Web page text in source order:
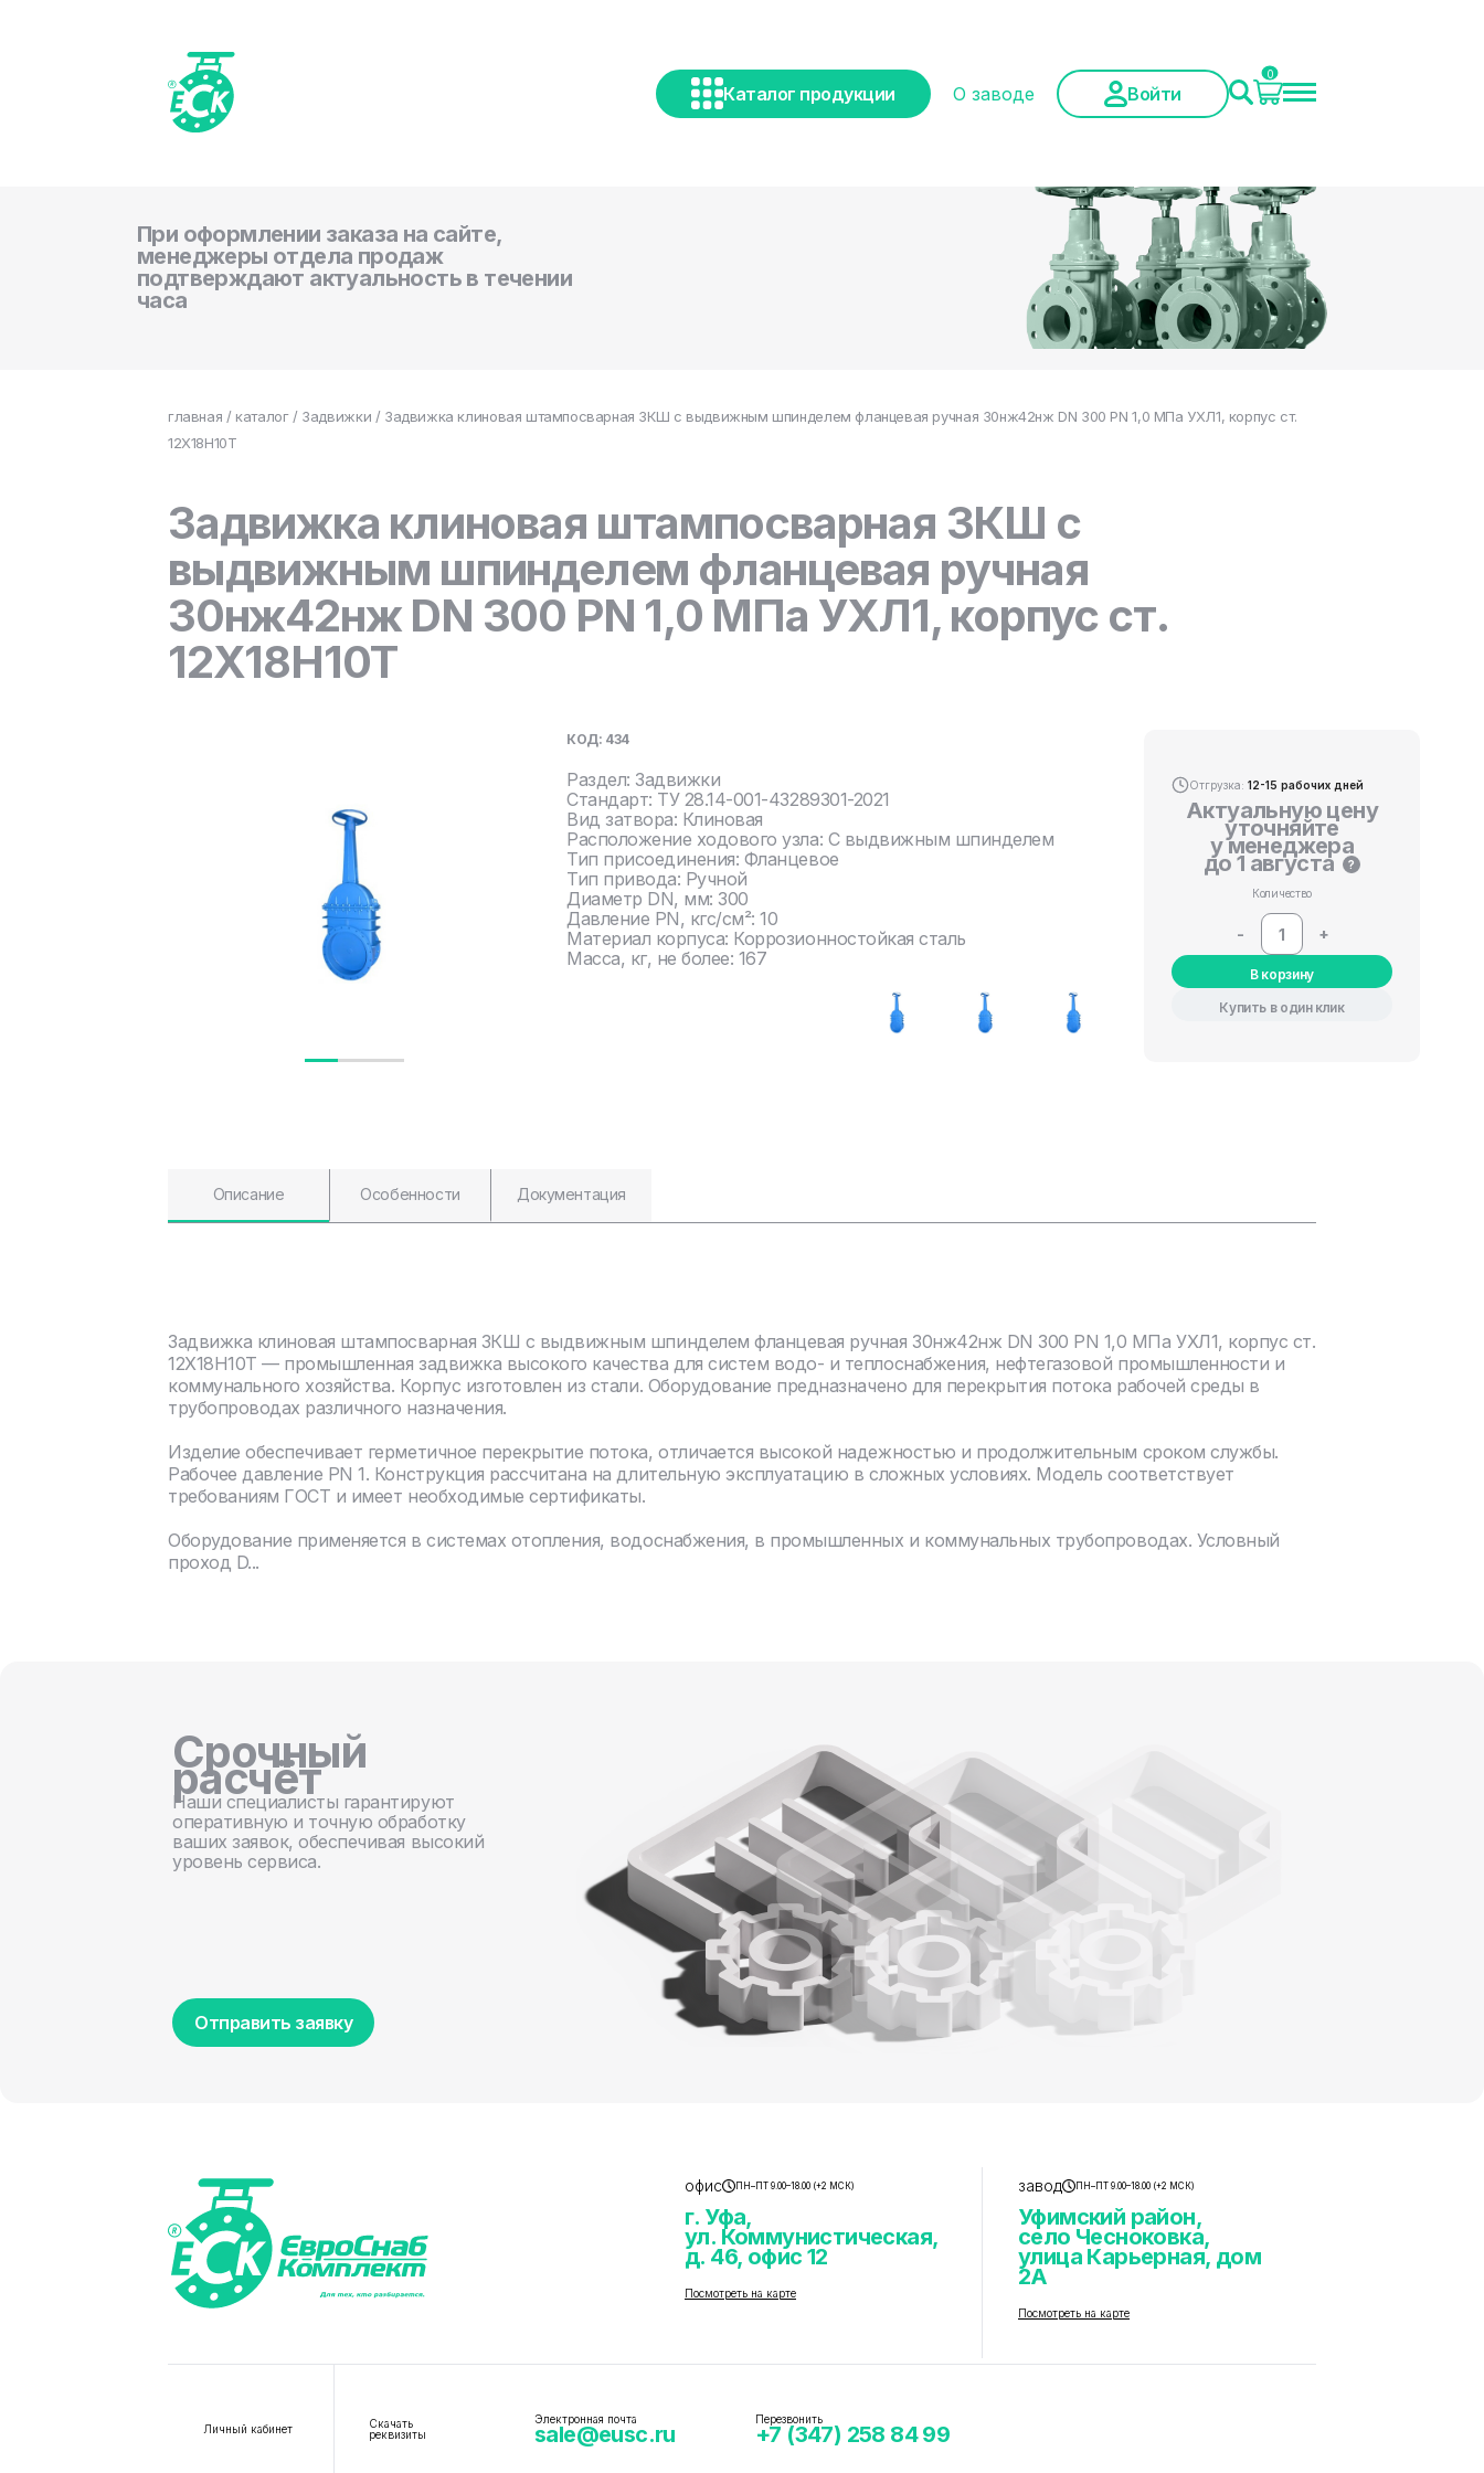
Каталог продукции О заводе Войти
0
При оформлении заказа на сайте,
менеджеры отдела продаж
подтверждают актуальность в течении
часа
главная / каталог/ Задвижки / Задвижка клиновая штампосварная ЗКШ с выдвижным шпинделем фланцевая ручная 30нж42нж DN 300 PN 1,0 МПа УХЛ1, корпус ст.
12Х18Н10Т
Задвижка клиновая штампосварная ЗКШ с
выдвижным шпинделем фланцевая ручная
30нж42нж DN 300 PN 1,0 МПа УХЛ1, корпус ст.
12Х18Н10Т
КОД: 434
Раздел: Задвижки
Стандарт: ТУ 28.14-001-43289301-2021
Вид затвора: Клиновая
Расположение ходового узла: С выдвижным шпинделем
Тип присоединения: Фланцевое
Тип привода: Ручной
Диаметр DN, мм: 300
Давление PN, кгс/см²: 10
Материал корпуса: Коррозионностойкая сталь
Масса, кг, не более: 167
Отгрузка: 12-15 рабочих дней
Актуальную цену
уточняйте
у менеджера
до 1 августа ?
Количество
- +
В корзину
Купить в один клик
Описание Особенности Документация
Задвижка клиновая штампосварная ЗКШ с выдвижным шпинделем фланцевая ручная 30нж42нж DN 300 PN 1,0 МПа УХЛ1, корпус ст.
12Х18Н10Т — промышленная задвижка высокого качества для систем водо- и теплоснабжения, нефтегазовой промышленности и
коммунального хозяйства. Корпус изготовлен из стали. Оборудование предназначено для перекрытия потока рабочей среды в
трубопроводах различного назначения.
Изделие обеспечивает герметичное перекрытие потока, отличается высокой надежностью и продолжительным сроком службы.
Рабочее давление PN 1. Конструкция рассчитана на длительную эксплуатацию в сложных условиях. Модель соответствует
требованиям ГОСТ и имеет необходимые сертификаты.
Оборудование применяется в системах отопления, водоснабжения, в промышленных и коммунальных трубопроводах. Условный
проход D...
Срочный
расчёт
Наши специалисты гарантируют
оперативную и точную обработку
ваших заявок, обеспечивая высокий
уровень сервиса.
Отправить заявку
офис ПН–ПТ 9.00–18.00 (+2 МСК)
г. Уфа,
ул. Коммунистическая,
д. 46, офис 12
Посмотреть на карте
завод ПН–ПТ 9.00–18.00 (+2 МСК)
Уфимский район,
село Чесноковка,
улица Карьерная, дом
2А
Посмотреть на карте
Личный кабинет
Скачать
реквизиты
Электронная почта
sale@eusc.ru
Перезвонить
+7 (347) 258 84 99